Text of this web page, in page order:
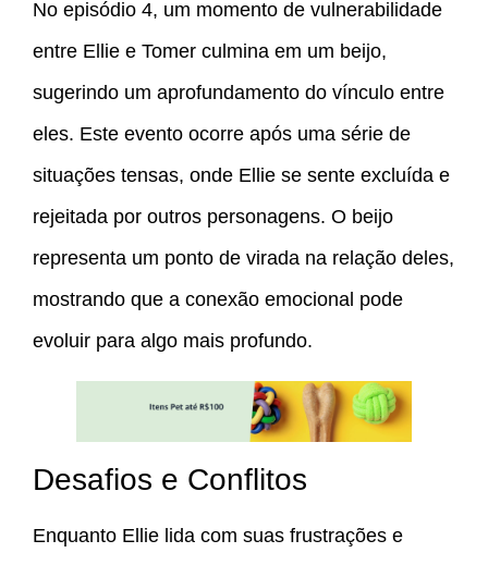
No episódio 4, um momento de vulnerabilidade
entre Ellie e Tomer culmina em um beijo,
sugerindo um aprofundamento do vínculo entre
eles. Este evento ocorre após uma série de
situações tensas, onde Ellie se sente excluída e
rejeitada por outros personagens. O beijo
representa um ponto de virada na relação deles,
mostrando que a conexão emocional pode
evoluir para algo mais profundo.
Desafios e Conflitos
Enquanto Ellie lida com suas frustrações e